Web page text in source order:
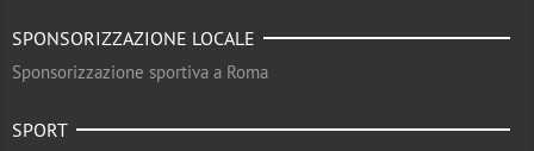
SPONSORIZZAZIONE LOCALE
Sponsorizzazione sportiva a Roma
SPORT